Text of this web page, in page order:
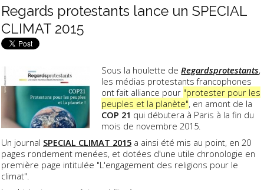
Regards protestants lance un SPECIAL
CLIMAT 2015
Sous la houlette deRegardsprotestants,
les médias protestants francophones
ont fait alliance pour "protester pour les
peuples et la planète", en amont de la
COP 21 qui débutera à Paris à la fin du
mois de novembre 2015.
Un journal SPECIAL CLIMAT 2015 a ainsi été mis au point, en 20
pages rondement menées, et dotées d'une utile chronologie en
première page intitulée "L'engagement des religions pour le
climat".